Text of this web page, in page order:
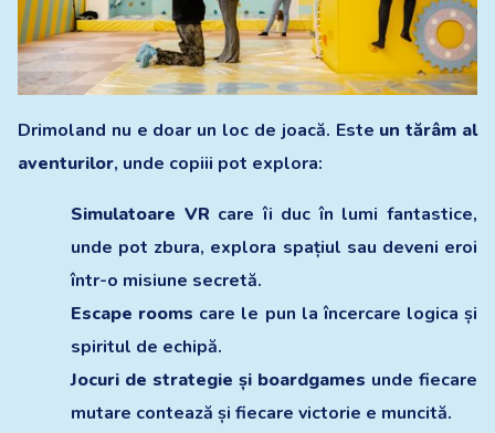
Drimoland nu e doar un loc de joacă. Este un tărâm al
aventurilor, unde copiii pot explora:
Simulatoare VR care îi duc în lumi fantastice,
unde pot zbura, explora spațiul sau deveni eroi
într-o misiune secretă.
Escape rooms care le pun la încercare logica și
spiritul de echipă.
Jocuri de strategie și boardgames unde fiecare
mutare contează și fiecare victorie e muncită.